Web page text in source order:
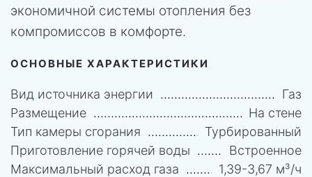
экономичной системы отопления без
компромиссов в комфорте.
ОСНОВНЫЕ ХАРАКТЕРИСТИКИ
Вид источника энергии
Газ
Размещение
На стене
Тип камеры сгорания
Турбированный
Приготовление горячей воды
Встроенное
Максимальный расход газа
1,39-3,67 м³/ч